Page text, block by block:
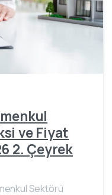
ve Fiyat
2. Çeyrek
Sektörü